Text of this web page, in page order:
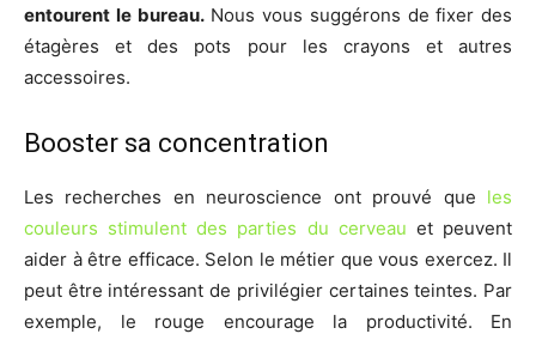
entourent le bureau.Nous vous suggérons de fixer des
étagères et des pots pour les crayons et autres
accessoires.
Booster sa concentration
Les recherches en neuroscience ont prouvé que les
couleurs stimulent des parties du cerveau et peuvent
aider à être efficace. Selon le métier que vous exercez. Il
peut être intéressant de privilégier certaines teintes. Par
exemple, le rouge encourage la productivité. En